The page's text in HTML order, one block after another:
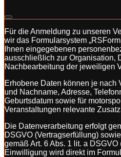
Für die Anmeldung zu unseren
wir das Formularsystem
Ihnen eingegebenen
ausschließlich zur Organisation,
Nachbearbeitung der jeweiligen
Erhobene Daten können je nach
und Nachname, Adresse,
Geburtsdatum sowie für
Veranstaltungen relevante
Die Datenverarbeitung erfolgt
DSGVO (Vertragserfüllung)
gemäß Art. 6 Abs. 1 lit. a
Einwilligung wird direkt im